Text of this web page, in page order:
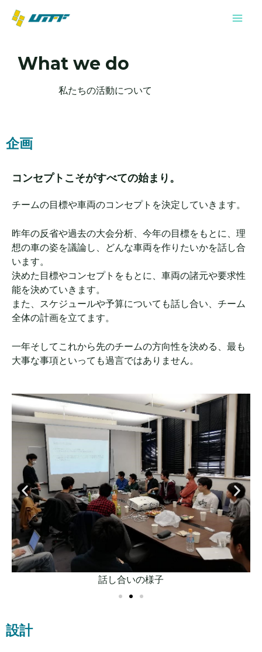
What we do
私たちの活動について
企画
コンセプトこそがすべての始まり。
チームの目標や車両のコンセプトを決定していきます。
昨年の反省や過去の大会分析、今年の目標をもとに、理
想の車の姿を議論し、どんな車両を作りたいかを話し合
います。
決めた目標やコンセプトをもとに、車両の諸元や要求性
能を決めていきます。
また、スケジュールや予算についても話し合い、チーム
全体の計画を立てます。
一年そしてこれから先のチームの方向性を決める、最も
大事な事項といっても過言ではありません。
話し合いの様子
設計